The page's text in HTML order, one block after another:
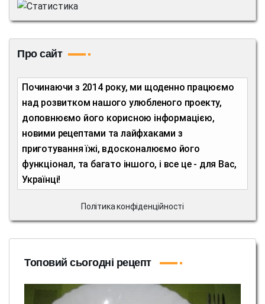
Про сайт
Починаючи з 2014 року, ми щоденно працюємо
над розвитком нашого улюбленого проекту,
доповнюємо його корисною інформацією,
новими рецептами та лайфхаками з
приготування їжі, вдосконалюємо його
функціонал, та багато іншого, і все це - для Вас,
Українці!
Політика конфіденційності
Топовий сьогодні рецепт